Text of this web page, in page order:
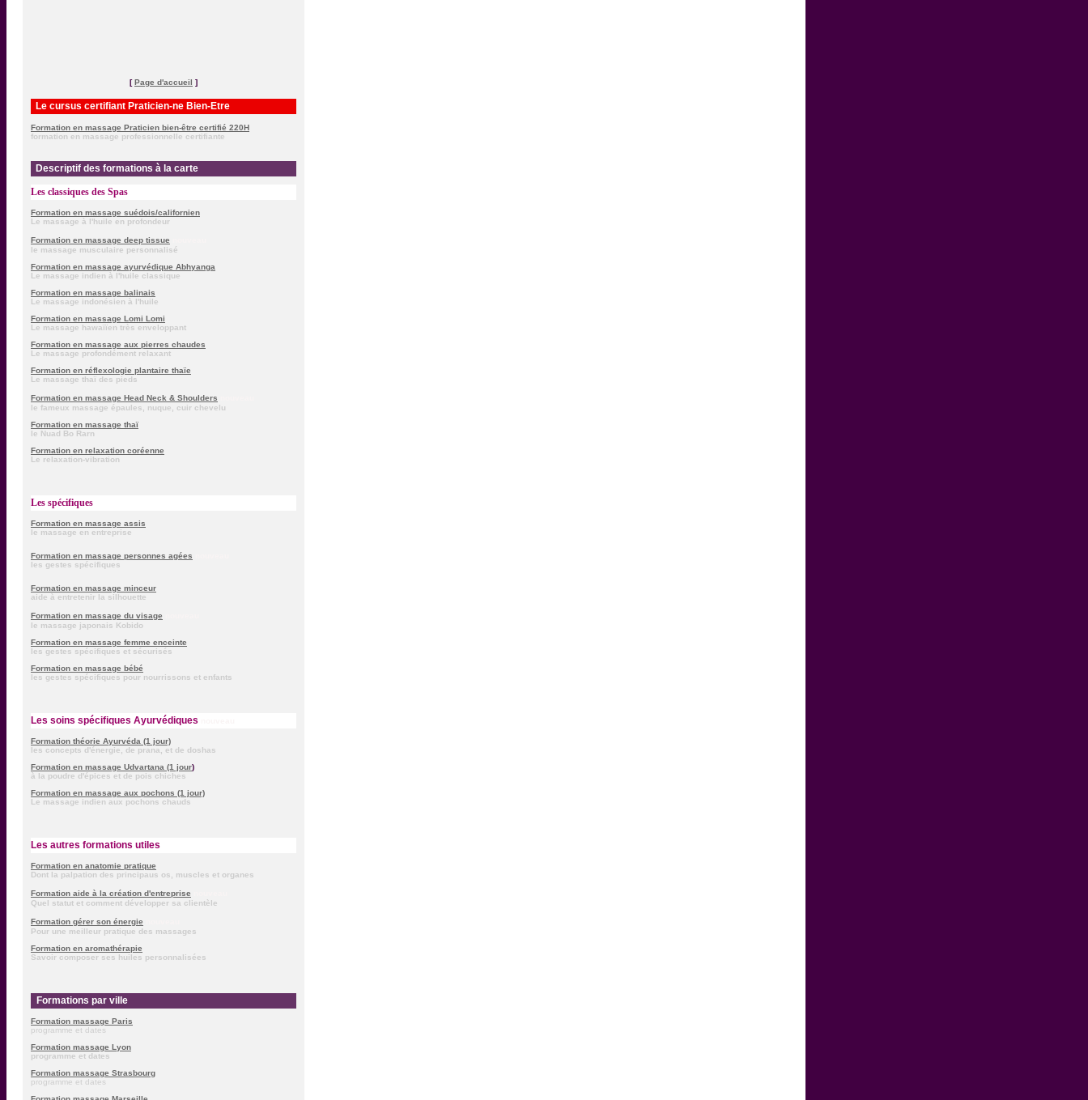
[Page d'accueil ]
Le cursus certifiant Praticien-ne Bien-Etre
Formation en massage Praticien bien-être certifié 220H
formation en massage professionnelle certifiante
Descriptif des formations à la carte
Les classiques des Spas
Formation en massage suédois/californien
Le massage à l'huile en profondeur
Formation en massage deep tissue
le massage musculaire personnalisé
Formation en massage ayurvédique Abhyanga
Le massage indien à l'huile classique
Formation en massage balinais
Le massage indonésien à l'huile
Formation en massage Lomi Lomi
Le massage hawaïïen très enveloppant
Formation en massage aux pierres chaudes
Le massage profondément relaxant
Formation en réflexologie plantaire thaïe
Le massage thaï des pieds
Formation en massage Head Neck & Shoulders
le fameux massage épaules, nuque, cuir chevelu
Formation en massage thaï
le Nuad Bo Rarn
Formation en relaxation coréenne
Le relaxation-vibration
Les spécifiques
Formation en massage assis
le massage en entreprise
Formation en massage personnes agées
les gestes spécifiques
Formation en massage minceur
aide à entretenir la silhouette
Formation en massage du visage
le massage japonais Kobido
Formation en massage femme enceinte
les gestes spécifiques et sécurisés
Formation en massage bébé
les gestes spécifiques pour nourrissons et enfants
Les soins spécifiques Ayurvédiques
Formation théorie Ayurvéda (1 jour)
les concepts d'énergie, de prana, et de doshas
Formation en massage Udvartana (1 jour)
à la poudre d'épices et de pois chiches
Formation en massage aux pochons (1 jour)
Le massage indien aux pochons chauds
Les autres formations utiles
Formation en anatomie pratique
Dont la palpation des principaus os, muscles et organes
Formation aide à la création d'entreprise
Quel statut et comment développer sa clientèle
Formation gérer son énergie
Pour une meilleur pratique des massages
Formation en aromathérapie
Savoir composer ses huiles personnalisées
Formations par ville
Formation massage Paris
programme et dates
Formation massage Lyon
programme et dates
Formation massage Strasbourg
programme et dates